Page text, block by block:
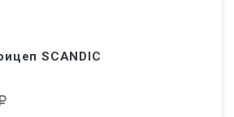
SCANDIC